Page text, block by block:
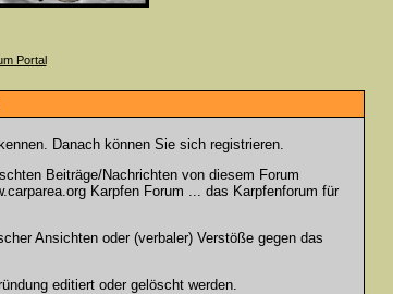
Danach können Sie sich registrieren.
Beiträge/Nachrichten von diesem Forum
Karpfen Forum ... das Karpfenforum für
Ansichten oder (verbaler) Verstöße gegen das
editiert oder gelöscht werden.